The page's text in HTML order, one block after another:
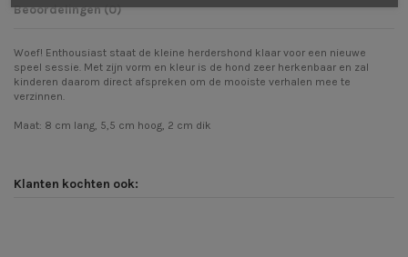
Beoordelingen (0)
Woef! Enthousiast staat de kleine herdershond klaar voor een nieuwe
speel sessie. Met zijn vorm en kleur is de hond zeer herkenbaar en zal
kinderen daarom direct afspreken om de mooiste verhalen mee te
verzinnen.
Maat: 8 cm lang, 5,5 cm hoog, 2 cm dik
Klanten kochten ook: